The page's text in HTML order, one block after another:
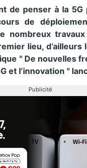
de penser à la 5G
de
nombreux
lieu,
" De nouvelles
l’innovation "
Publicité